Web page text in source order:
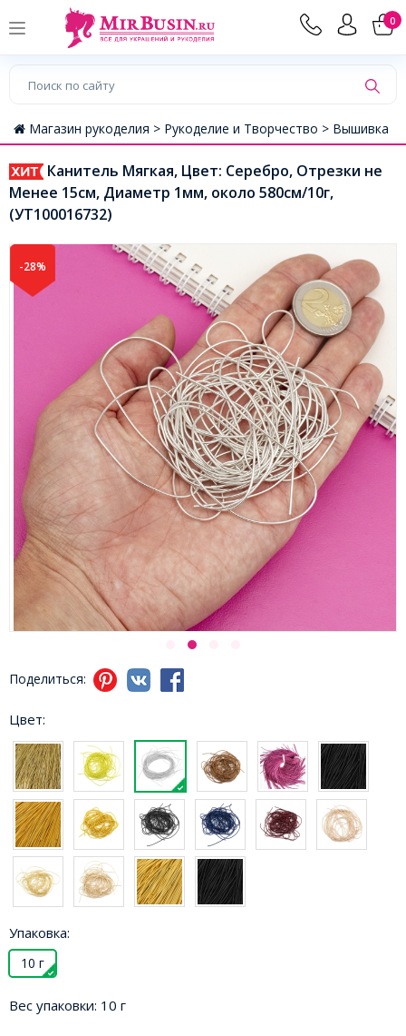
0
Магазин рукоделия > Рукоделие и Творчество > Вышивка
Канитель Мягкая, Цвет: Серебро, Отрезки не
Менее 15см, Диаметр 1мм, около 580см/10г,
(УТ100016732)
-28%
Поделиться:
Цвет:
Упаковка:
10 г
Вес упаковки: 10 г